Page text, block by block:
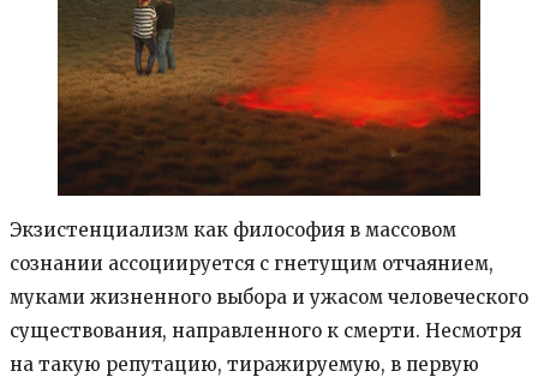
Экзистенциализм как философия в массовом
сознании ассоциируется с гнетущим отчаянием,
муками жизненного выбора и ужасом человеческого
существования, направленного к смерти. Несмотря
на такую репутацию, тиражируемую, в первую